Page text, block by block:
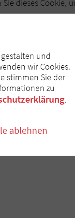
dieses Cookie,
und
wir Cookies.
stimmen Sie der
zu
.
ablehnen